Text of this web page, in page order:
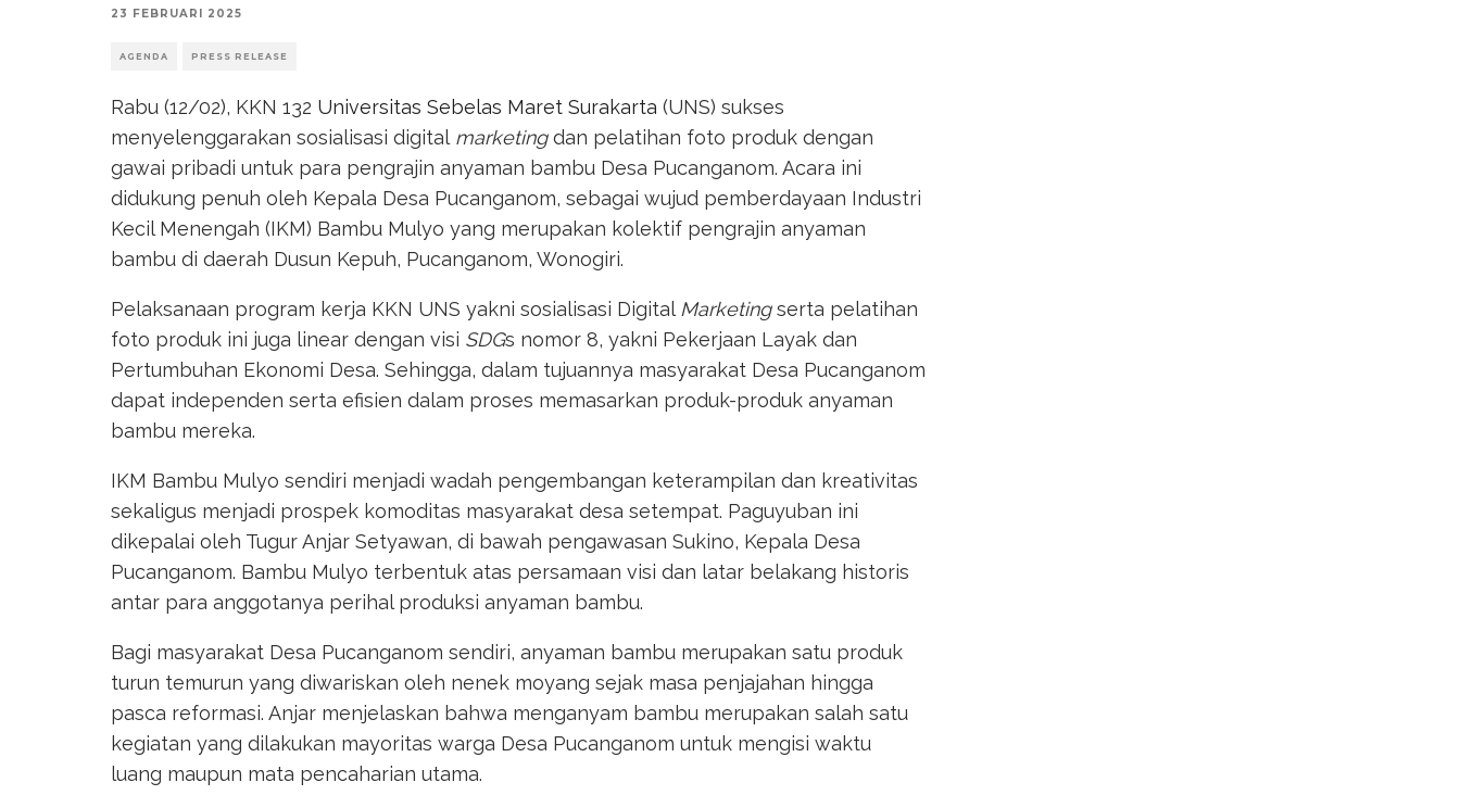
23 FEBRUARI 2025
AGENDA PRESS RELEASE
Rabu (12/02), KKN 132 Universitas Sebelas Maret Surakarta (UNS) sukses
menyelenggarakan sosialisasi digital marketingdan pelatihan foto produk dengan
gawai pribadi untuk para pengrajin anyaman bambu Desa Pucanganom. Acara ini
didukung penuh oleh Kepala Desa Pucanganom, sebagai wujud pemberdayaan Industri
Kecil Menengah (IKM) Bambu Mulyo yang merupakan kolektif pengrajin anyaman
bambu di daerah Dusun Kepuh, Pucanganom, Wonogiri.
Pelaksanaan program kerja KKN UNS yakni sosialisasi Digital Marketingserta pelatihan
foto produk ini juga linear dengan visi SDGs nomor 8, yakni Pekerjaan Layak dan
Pertumbuhan Ekonomi Desa. Sehingga, dalam tujuannya masyarakat Desa Pucanganom
dapat independen serta efisien dalam proses memasarkan produk-produk anyaman
bambu mereka.
IKM Bambu Mulyo sendiri menjadi wadah pengembangan keterampilan dan kreativitas
sekaligus menjadi prospek komoditas masyarakat desa setempat. Paguyuban ini
dikepalai oleh Tugur Anjar Setyawan, di bawah pengawasan Sukino, Kepala Desa
Pucanganom. Bambu Mulyo terbentuk atas persamaan visi dan latar belakang historis
antar para anggotanya perihal produksi anyaman bambu.
Bagi masyarakat Desa Pucanganom sendiri, anyaman bambu merupakan satu produk
turun temurun yang diwariskan oleh nenek moyang sejak masa penjajahan hingga
pasca reformasi. Anjar menjelaskan bahwa menganyam bambu merupakan salah satu
kegiatan yang dilakukan mayoritas warga Desa Pucanganom untuk mengisi waktu
luang maupun mata pencaharian utama.